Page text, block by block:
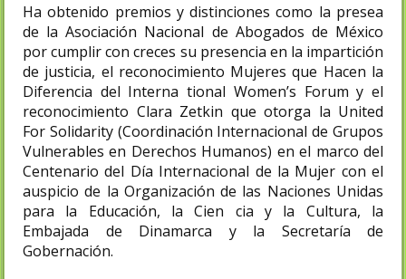
Ha obtenido premios y distinciones como la presea
de la Asociación Nacional de Abogados de México
por cumplir con creces su presencia en la impartición
de justicia, el reconocimiento Mujeres que Hacen la
Diferencia del Interna tional Women’s Forum y el
reconocimiento Clara Zetkin que otorga la United
For Solidarity (Coordinación Internacional de Grupos
Vulnerables en Derechos Humanos) en el marco del
Centenario del Día Internacional de la Mujer con el
auspicio de la Organización de las Naciones Unidas
para la Educación, la Cien cia y la Cultura, la
Embajada de Dinamarca y la Secretaría de
Gobernación.